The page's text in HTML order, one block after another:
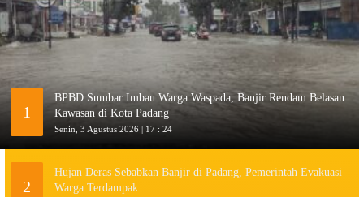
1
BPBD Sumbar Imbau Warga Waspada, Banjir Rendam Belasan
Kawasan di Kota Padang
Senin, 3 Agustus 2026 | 17 : 24
2
Hujan Deras Sebabkan Banjir di Padang, Pemerintah Evakuasi
Warga Terdampak